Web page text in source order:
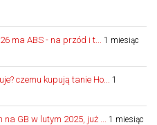
ma ABS - na przód i t...
1 miesiąc
czemu kupują tanie Ho...
1
GB w lutym 2025, już ...
1 miesiąc